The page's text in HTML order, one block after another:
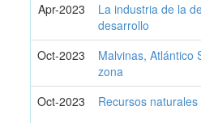
Apr-2023
La industria de la
desarrollo
Oct-2023
Malvinas, Atlántico
zona
Oct-2023
Recursos